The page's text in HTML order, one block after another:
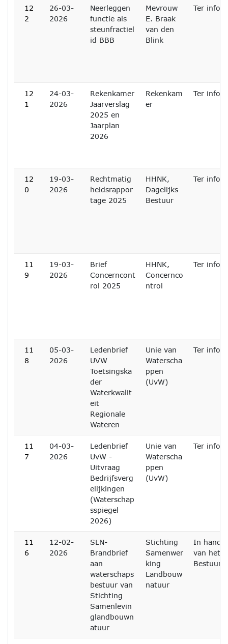
12
2
26-03-
2026
Neerleggen
functie als
steunfractiel
id BBB
Mevrouw
E. Braak
van den
Blink
Ter
12
1
24-03-
2026
Rekenkamer
Jaarverslag
2025 en
Jaarplan
2026
Rekenkam
er
Ter
12
0
19-03-
2026
Rechtmatig
heidsrappor
tage 2025
HHNK,
Dagelijks
Bestuur
Ter
11
9
19-03-
2026
Brief
Concerncont
rol 2025
HHNK,
Concernco
ntrol
Ter
11
8
05-03-
2026
Ledenbrief
UVW
Toetsingska
der
Waterkwalit
eit
Regionale
Wateren
Unie van
Waterscha
ppen
(UvW)
Ter
11
7
04-03-
2026
Ledenbrief
UvW -
Uitvraag
Bedrijfsverg
elijkingen
(Waterschap
sspiegel
2026)
Unie van
Waterscha
ppen
(UvW)
Ter
11
6
12-02-
2026
SLN-
Brandbrief
aan
waterschaps
bestuur van
Stichting
Samenlevin
glandbouwn
atuur
Stichting
Samenwer
king
Landbouw
natuur
In
van het
Bestuur